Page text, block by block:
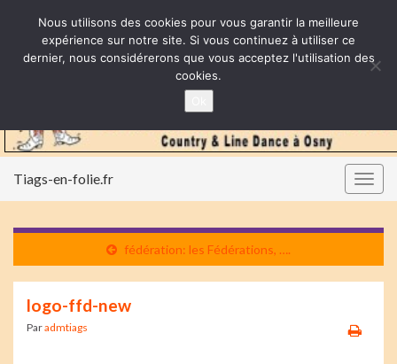
Tiags-en-folie.fr
fédération: les Fédérations, ….
logo-ffd-new
Paradmtiags
Nous utilisons des cookies pour vous garantir la meilleure
expérience sur notre site. Si vous continuez à utiliser ce
dernier, nous considérerons que vous acceptez l'utilisation des
cookies.